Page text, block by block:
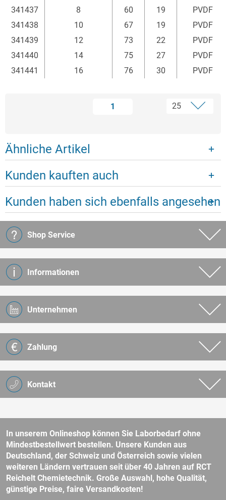
341437
8 60 19
PVDF
341438
10 67 19
PVDF
341439
12 73 22
PVDF
341440
14 75 27
PVDF
341441
16 76 30 PVDF
1
Ähnliche Artikel
Kunden kauften auch
Kunden haben sich ebenfalls angesehen
Kontakt
Shop Service
Informationen
Unternehmen
Zahlung
In unserem Onlineshop können Sie Laborbedarf ohne
Mindestbestellwert bestellen. Unsere Kunden aus
Deutschland, der Schweiz und Österreich sowie vielen
weiteren Ländern vertrauen seit über 40 Jahren auf RCT
Reichelt Chemietechnik. Große Auswahl, hohe Qualität,
günstige Preise, faire Versandkosten!